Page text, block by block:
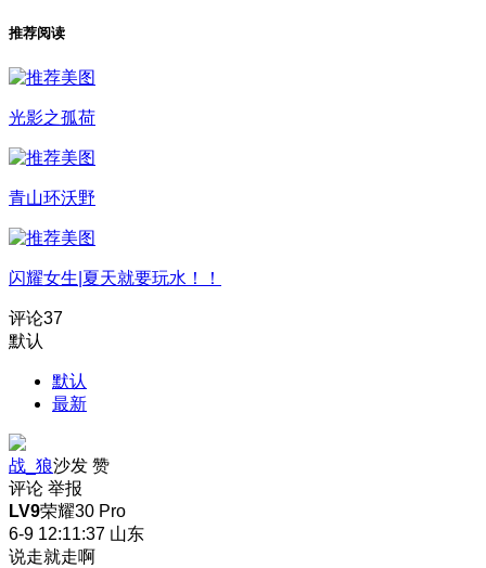
推荐阅读
光影之孤荷
青山环沃野
闪耀女生|夏天就要玩水！！
评论37
默认
默认
最新
战_狼沙发 赞
评论 举报
LV9荣耀30 Pro
6-9 12:11:37 山东
说走就走啊